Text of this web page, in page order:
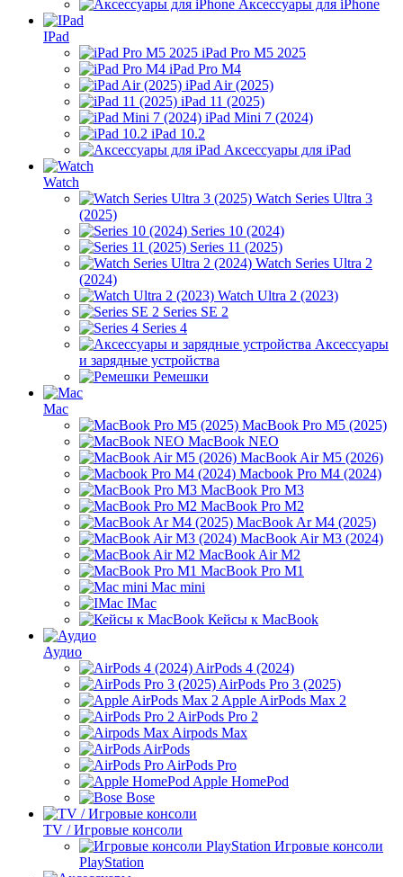
Аксессуары для iPhone
IPad
iPad Pro M5 2025
iPad Pro M4
iPad Air (2025)
iPad 11 (2025)
iPad Mini 7 (2024)
iPad 10.2
Аксессуары для iPad
Watch
Watch Series Ultra 3
(2025)
Series 10 (2024)
Series 11 (2025)
Watch Series Ultra 2
(2024)
Watch Ultra 2 (2023)
Series SE 2
Series 4
Аксессуары
и зарядные устройства
Ремешки
Mac
MacBook Pro M5 (2025)
MacBook NEO
MacBook Air M5 (2026)
Macbook Pro M4 (2024)
MacBook Pro M3
MacBook Pro M2
MacBook Ar M4 (2025)
MacBook Air M3 (2024)
MacBook Air M2
MacBook Pro M1
Mac mini
IMac
Кейсы к MacBook
Аудио
AirPods 4 (2024)
AirPods Pro 3 (2025)
Apple AirPods Max 2
AirPods Pro 2
Airpods Max
AirPods
AirPods Pro
Apple HomePod
Bose
TV / Игровые консоли
Игровые консоли
PlayStation